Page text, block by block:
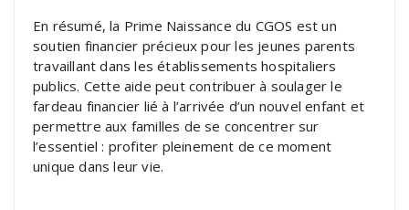
En résumé, la Prime Naissance du CGOS est un
soutien financier précieux pour les jeunes parents
travaillant dans les établissements hospitaliers
publics. Cette aide peut contribuer à soulager le
fardeau financier lié à l’arrivée d’un nouvel enfant et
permettre aux familles de se concentrer sur
l’essentiel : profiter pleinement de ce moment
unique dans leur vie.